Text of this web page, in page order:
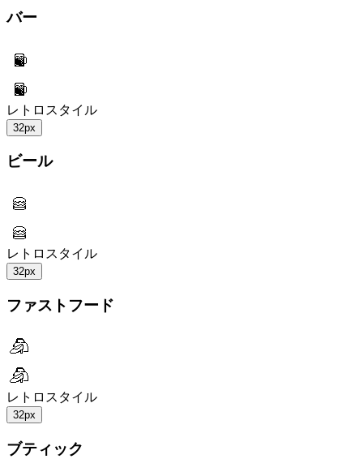
バー
レトロスタイル
32px
ビール
レトロスタイル
32px
ファストフード
レトロスタイル
32px
ブティック